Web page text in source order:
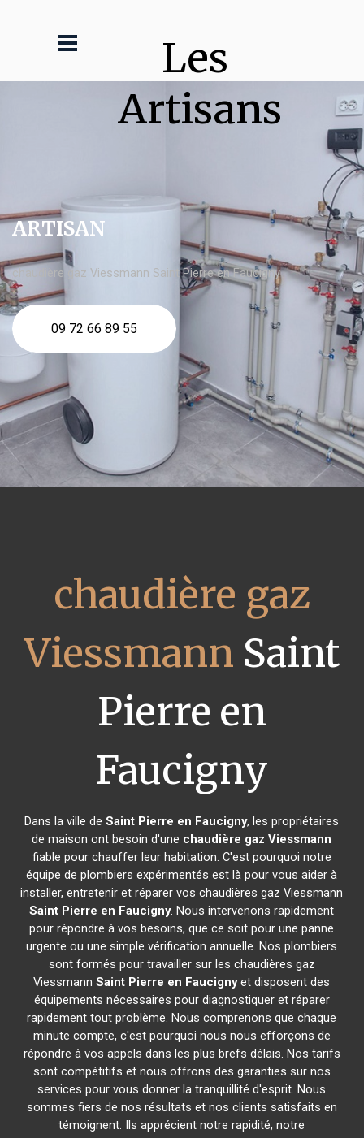
Les
Artisans
ARTISAN
chaudière gaz Viessmann Saint Pierre en Faucigny
09 72 66 89 55
chaudière gaz
Viessmann Saint
Pierre en
Faucigny
Dans la ville deSaint Pierre en Faucigny, les propriétaires
de maison ont besoin d'une chaudière gaz Viessmann
fiable pour chauffer leur habitation. C'est pourquoi notre
équipe de plombiers expérimentés est là pour vous aider à
installer, entretenir et réparer vos chaudières gaz Viessmann
Saint Pierre en Faucigny. Nous intervenons rapidement
pour répondre à vos besoins, que ce soit pour une panne
urgente ou une simple vérification annuelle. Nos plombiers
sont formés pour travailler sur les chaudières gaz
ViessmannSaint Pierre en Faucignyet disposent des
équipements nécessaires pour diagnostiquer et réparer
rapidement tout problème. Nous comprenons que chaque
minute compte, c'est pourquoi nous nous efforçons de
répondre à vos appels dans les plus brefs délais. Nos tarifs
sont compétitifs et nous offrons des garanties sur nos
services pour vous donner la tranquillité d'esprit. Nous
sommes fiers de nos résultats et nos clients satisfaits en
témoignent. Ils apprécient notre rapidité, notre